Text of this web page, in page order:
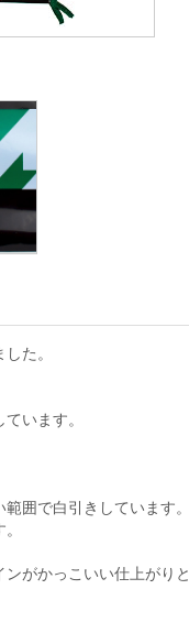
た。
います。
囲で白引きしています。
がかっこいい仕上がりと